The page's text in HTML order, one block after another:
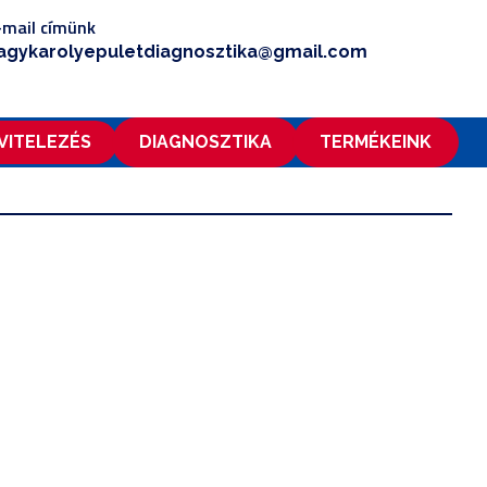
címünk
DIAGNOSZTIKA TERMÉKEINK